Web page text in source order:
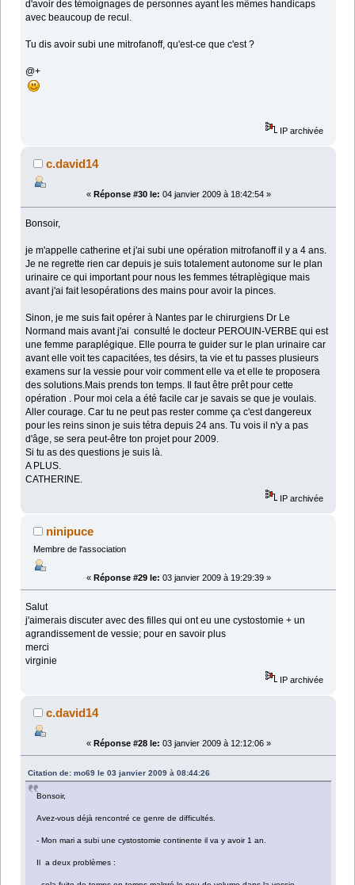
d'avoir des témoignages de personnes ayant les mêmes handicaps
avec beaucoup de recul.
Tu dis avoir subi une mitrofanoff, qu'est-ce que c'est ?
@+
IP archivée
c.david14
« Réponse #30 le: 04 janvier 2009 à 18:42:54 »
Bonsoir,
je m'appelle catherine et j'ai subi une opération mitrofanoff il y a 4 ans.
Je ne regrette rien car depuis je suis totalement autonome sur le plan
urinaire ce qui important pour nous les femmes tétraplègique mais
avant j'ai fait lesopérations des mains pour avoir la pinces.
Sinon, je me suis fait opérer à Nantes par le chirurgiens Dr Le
Normand mais avant j'ai consulté le docteur PEROUIN-VERBE qui est
une femme paraplégique. Elle pourra te guider sur le plan urinaire car
avant elle voit tes capacitées, tes désirs, ta vie et tu passes plusieurs
examens sur la vessie pour voir comment elle va et elle te proposera
des solutions.Mais prends ton temps. Il faut être prêt pour cette
opération . Pour moi cela a été facile car je savais se que je voulais.
Aller courage. Car tu ne peut pas rester comme ça c'est dangereux
pour les reins sinon je suis tétra depuis 24 ans. Tu vois il n'y a pas
d'âge, se sera peut-être ton projet pour 2009.
Si tu as des questions je suis là.
A PLUS.
CATHERINE.
IP archivée
ninipuce
Membre de l'association
« Réponse #29 le: 03 janvier 2009 à 19:29:39 »
Salut
j'aimerais discuter avec des filles qui ont eu une cystostomie + un
agrandissement de vessie; pour en savoir plus
merci
virginie
IP archivée
c.david14
« Réponse #28 le: 03 janvier 2009 à 12:12:06 »
Citation de: mo69 le 03 janvier 2009 à 08:44:26
Bonsoir,
Avez-vous déjà rencontré ce genre de difficultés.
- Mon mari a subi une cystostomie continente il va y avoir 1 an.
Il a deux problèmes :